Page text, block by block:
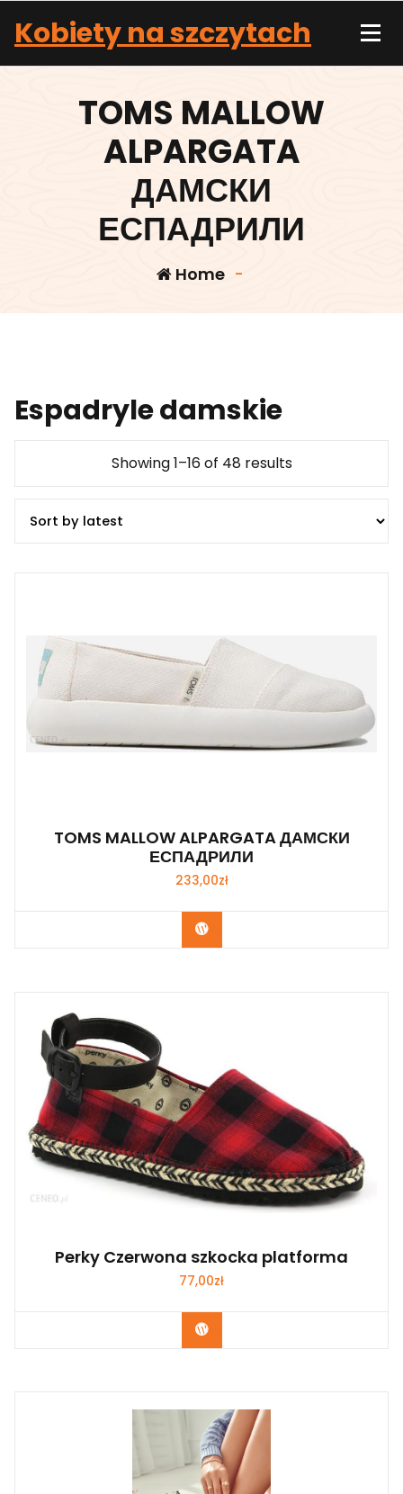
content
Kobiety na szczytach
TOMS MALLOW
ALPARGATA
ДАМСКИ
ЕСПАДРИЛИ
Home -
Espadryle damskie
Showing 1–16 of 48 results
TOMS MALLOW ALPARGATA ДАМСКИ
ЕСПАДРИЛИ
233,00zł
Kup Teraz
Perky Czerwona szkocka platforma
77,00zł
Kup Teraz